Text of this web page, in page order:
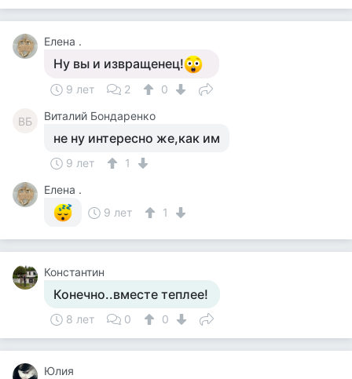
Елена .
Ну вы и извращенец!
9 лет 2 0
ВБ Виталий Бондаренко
не ну интересно же,как им
9 лет
1
Елена .
9 лет
1
Константин
Конечно..вместе теплее!
8 лет 0 0
Юлия